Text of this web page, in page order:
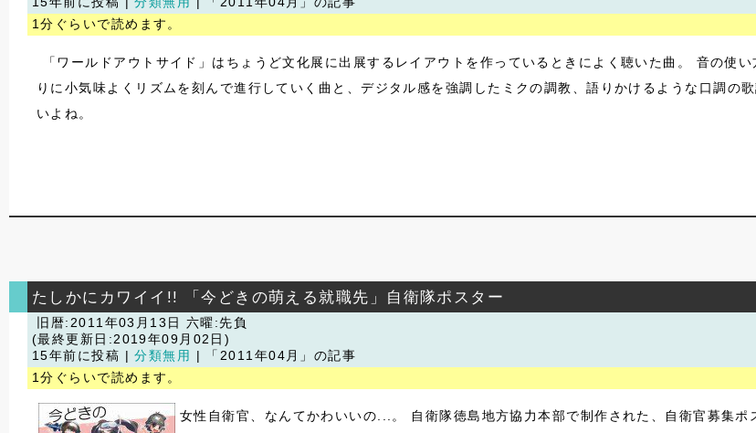
1分ぐらいで読めます。
「ワールドアウトサイド」はちょうど文化展に出展するレイアウトを作っているときによく聴いた曲。 音の使
りに小気味よくリズムを刻んで進行していく曲と、デジタル感を強調したミクの調教、語りかけるような口調の
いよね。
たしかにカワイイ!! 「今どきの萌える就職先」自衛隊ポスター
旧暦:2011年03月13日 六曜:先負
(最終更新日:2019年09月02日)
15年前に投稿 |分類無用
| 「2011年04月」の記事
1分ぐらいで読めます。
女性自衛官、なんてかわいいの...。 自衛隊徳島地方協力本部で制作された、自衛官募集